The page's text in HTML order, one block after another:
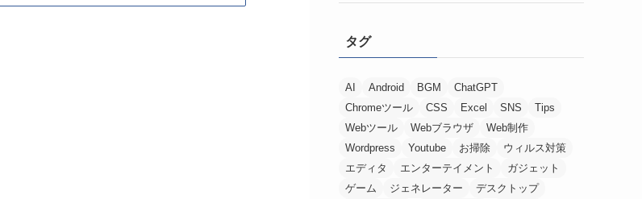
タグ
AI Android BGM
ChatGPT
Chromeツール
CSS Excel SNS
Tips
Webツール
Webブラウザ
Web制作
Wordpress
Youtube お掃除
ウィルス対策
エディタ
エンターテイメント
ガジェット
ゲーム
ジェネレーター
デスクトップ